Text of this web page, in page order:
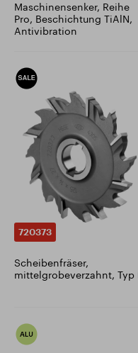
Maschinensenker, Reihe
Pro, Beschichtung TiAlN,
Antivibration
720373
Scheibenfräser,
mittelgrobeverzahnt, Typ